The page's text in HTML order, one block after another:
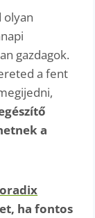
olyan
gazdagok.
a fent
a
ha fontos